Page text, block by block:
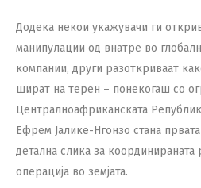
Додека некои укажувачи ги
манипулации од внатре во
компании, други разоткриваат
шират на терен – понекогаш со
Централноафриканската
Ефрем Јалике-Нгонзо стана
детална слика за
операција во земјата.